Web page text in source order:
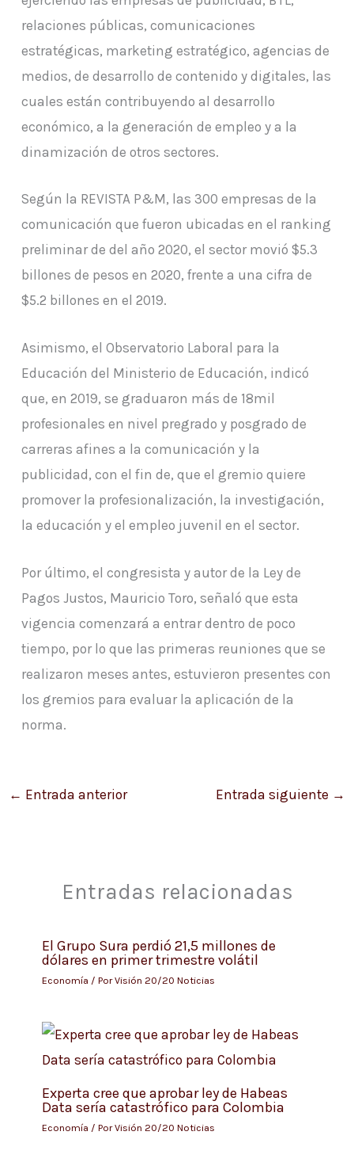
relaciones públicas, comunicaciones
estratégicas, marketing estratégico, agencias de
medios, de desarrollo de contenido y digitales, las
cuales están contribuyendo al desarrollo
económico, a la generación de empleo y a la
dinamización de otros sectores.
Según la REVISTA P&M, las 300 empresas de la
comunicación que fueron ubicadas en el ranking
preliminar de del año 2020, el sector movió $5.3
billones de pesos en 2020, frente a una cifra de
$5.2 billones en el 2019.
Asimismo, el Observatorio Laboral para la
Educación del Ministerio de Educación, indicó
que, en 2019, se graduaron más de 18mil
profesionales en nivel pregrado y posgrado de
carreras afines a la comunicación y la
publicidad, con el fin de, que el gremio quiere
promover la profesionalización, la investigación,
la educación y el empleo juvenil en el sector.
Por último, el congresista y autor de la Ley de
Pagos Justos, Mauricio Toro, señaló que esta
vigencia comenzará a entrar dentro de poco
tiempo, por lo que las primeras reuniones que se
realizaron meses antes, estuvieron presentes con
los gremios para evaluar la aplicación de la
norma.
← Entrada anterior Entrada siguiente →
Entradas relacionadas
El Grupo Sura perdió 21,5 millones de
dólares en primer trimestre volátil
Economía / PorVisión 20/20 Noticias
Experta cree que aprobar ley de Habeas
Data sería catastrófico para Colombia
Economía / PorVisión 20/20 Noticias